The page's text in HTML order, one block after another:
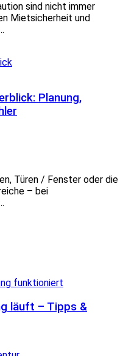
sind nicht immer
Mietsicherheit und
Planung,
Türen / Fenster oder die
– bei
läuft – Tipps &